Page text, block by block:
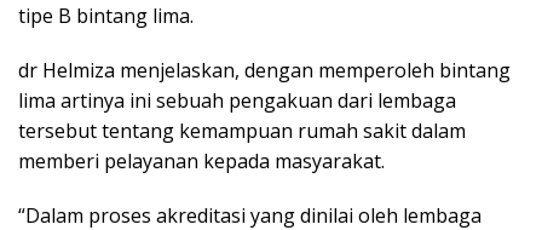
tipe B bintang lima.
dr Helmiza menjelaskan, dengan memperoleh bintang
lima artinya ini sebuah pengakuan dari lembaga
tersebut tentang kemampuan rumah sakit dalam
memberi pelayanan kepada masyarakat.
“Dalam proses akreditasi yang dinilai oleh lembaga